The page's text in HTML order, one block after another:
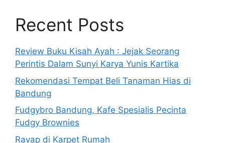
Recent Posts
Review Buku Kisah Ayah : Jejak Seorang
Perintis Dalam Sunyi Karya Yunis Kartika
Rekomendasi Tempat Beli Tanaman Hias di
Bandung
Fudgybro Bandung, Kafe Spesialis Pecinta
Fudgy Brownies
Rayap di Karpet Rumah